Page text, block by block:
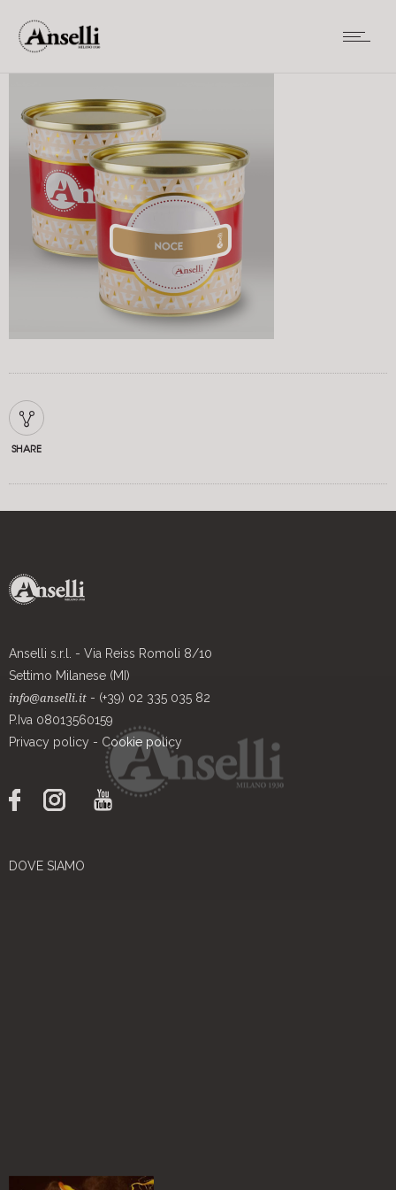
SHARE
Anselli s.r.l. - Via Reiss Romoli 8/10
Settimo Milanese (MI)
info@anselli.it - (+39) 02 335 035 82
P.Iva 08013560159
Privacy policy - Cookie policy
DOVE SIAMO